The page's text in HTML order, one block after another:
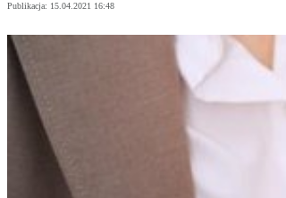
Publikacja: 15.04.2021 16:48